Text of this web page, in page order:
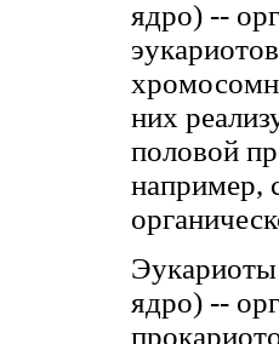
ядро) --
них
половой
например,
ядро) --